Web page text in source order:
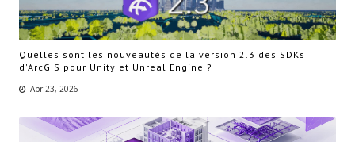
Quelles sont les nouveautés de la version 2.3 des SDKs
d'ArcGIS pour Unity et Unreal Engine ?
Apr 23, 2026